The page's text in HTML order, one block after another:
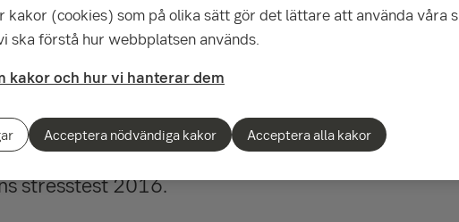
i EBA:s stresstest av
publicerades resultatet av EBA:s, den europeiska
stresstest 2016.
kakor (cookies) som på olika sätt gör det lättare att använda våra
ska förstå hur webbplatsen används.
kakor och hur vi hanterar dem
Acceptera nödvändiga kakor Acceptera alla kakor